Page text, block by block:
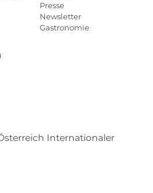
Presse
Newsletter
Gastronomie
Internationaler